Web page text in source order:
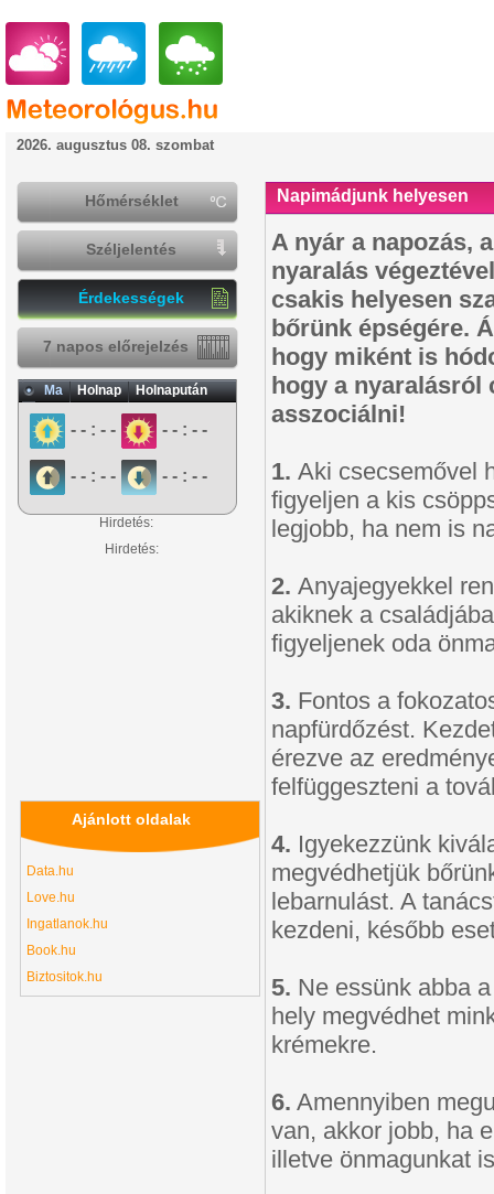
2026. augusztus 08. szombat
Napimádjunk helyesen
A nyár a napozás,
nyaralás
csakis helyesen
bőrünk épségére.
hogy miként is
hogy a nyaralásról
asszociálni!
1. Aki csecsemővel
figyeljen a kis
legjobb, ha nem is
2. Anyajegyekkel
akiknek a
figyeljenek oda
3. Fontos a
napfürdőzést.
érezve az
felfüggeszteni a
4. Igyekezzünk
megvédhetjük
lebarnulást. A
kezdeni, később
5. Ne essünk abba
hely megvédhet
krémekre.
6. Amennyiben
van, akkor jobb, ha
illetve önmagunkat
Hőmérséklet
Széljelentés
Érdekességek
7 napos előrejelzés
Ma Holnap Holnapután
- - : - - - - : - -
- - : - - - - : - -
Hirdetés:
Hirdetés:
Ajánlott oldalak
Data.hu
Love.hu
Ingatlanok.hu
Book.hu
Biztositok.hu